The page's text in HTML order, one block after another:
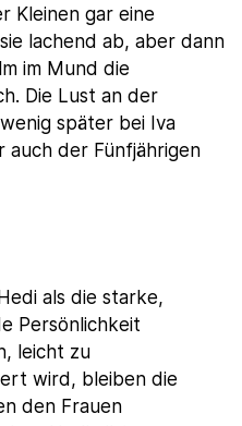
Kleinen gar eine
lachend ab, aber dann
im Mund die
Die Lust an der
später bei Iva
auch der Fünfjährigen
als die starke,
Persönlichkeit
leicht zu
wird, bleiben die
den Frauen